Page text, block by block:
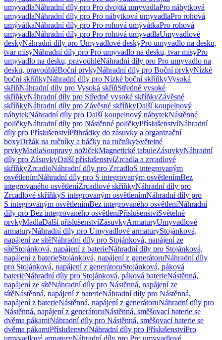
umyvadlaNáhradní díly pro Pro dvojitá umyvadlaPro nábytková
umyvadlaNáhradní díly pro Pro nábytková umyvadlaPro rohová
umývátkaNáhradní díly pro Pro rohová umývátkaPro rohová
umyvadlaNáhradní díly pro Pro rohová umyvadlaUmyvadlové
deskyNáhradní díly pro Umyvadlové deskyPro umyvadlo na desku,
tvar mísyNáhradní díly pro Pro umyvadlo na desku, tvar mísyPro
umyvadlo na desku, pravoúhléNáhradní díly pro Pro umyvadlo na
desku, pravoúhléBoční prvkyNáhradní díly pro Boční prvkyNízké
boční skříňkyNáhradní díly pro Nízké boční skříňkyVysoká
skříňNáhradní díly pro Vysoká skříňStředně vysoké
skříňkyNáhradní díly pro Středně vysoké skříňkyZávěsné
skříňkyNáhradní díly pro Závěsné skříňkyDalší koupelnový
nábytekNáhradní díly pro Další koupelnový nábytekNástěnné
poličkyNáhradní díly pro Nástěnné poličkyPříslušenstvíNáhradní
díly pro PříslušenstvíPřihrádky do zásuvky a organizační
boxyDržák na ručníky a háčky na ručníkySvětelné
prvkyMadlaSoupravy nožičekMagnetické tabuleZásuvkyNáhradní
díly pro ZásuvkyDalší příslušenstvíZrcadla a zrcadlové
skříňkyZrcadloNáhradní díly pro ZrcadloS integrovaným
osvětlenímNáhradní díly pro S integrovaným osvětlenímBez
integrovaného osvětleníZrcadlové skříňkyNáhradní díly pro
Zrcadlové skříňkyS integrovaným osvětlenímNáhradní díly pro
S integrovaným osvětlenímBez integrovaného osvětleníNáhradní
díly pro Bez integrovaného osvětleníPříslušenstvíSvětelné
prvkyMadlaDalší příslušenstvíZásuvkyArmaturyUmyvadlové
armaturyNáhradní díly pro Umyvadlové armaturyStojánková,
napájení ze sítěNáhradní díly pro Stojánková, napájení ze
sítěStojánková, napájení z baterieNáhradní díly pro Stojánková,
napájení z baterieStojánková, napájení z generátoruNáhradní díly
pro Stojánková, napájení z generátoruStojánková, páková
baterieNáhradní díly pro Stojánková, páková baterieNástěnná,
napájení ze sítěNáhradní díly pro Nástěnná, napájení ze
sítěNástěnná, napájení z baterieNáhradní díly pro Nástěnná,
napájení z baterieNástěnná, napájení z generátoruNáhradní díly pro
Nástěnná, napájení z generátoruNástěnná, směšovací baterie se
dvěma pákamiNáhradní díly pro Nástěnná, směšovací baterie se
dvěma pákamiPříslušenstvíNáhradní díly pro PříslušenstvíPro
umyvadlové armaturyNáhradní díly pro Pro umyvadlové